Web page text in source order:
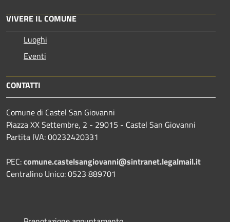
VIVERE IL COMUNE
Luoghi
Eventi
CONTATTI
Comune di Castel San Giovanni
Piazza XX Settembre, 2 - 29015 - Castel San Giovanni
Partita IVA: 00232420331
PEC:comune.castelsangiovanni@sintranet.legalmail.it
Centralino Unico: 0523 889701